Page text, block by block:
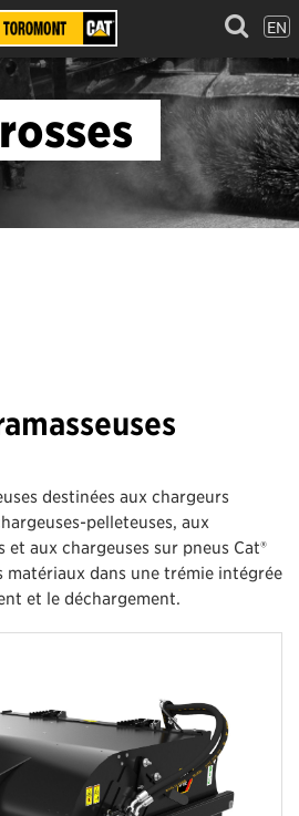
EN
destinées aux chargeurs
pelleteuses, aux
aux chargeuses sur pneus Cat®
matériaux dans une trémie intégrée
et le déchargement.